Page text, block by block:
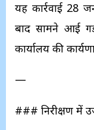
यह कार्रवाई 28
बाद सामने आई
कार्यालय की
—
### निरीक्षण में